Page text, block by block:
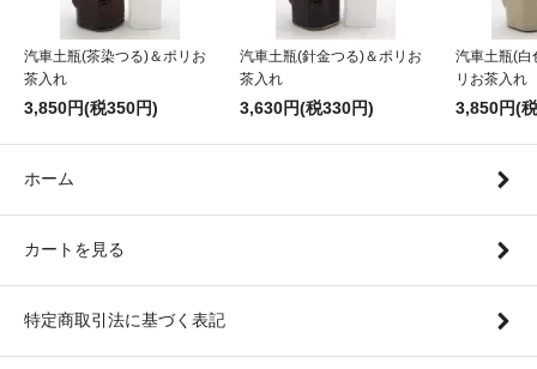
汽車土瓶(茶染つる)＆ポリお
茶入れ
3,850円(税350円)
汽車土瓶(針金つる)＆ポリお
茶入れ
3,630円(税330円)
汽車土瓶(白
リお茶入れ
3,850円(
ホーム
カートを見る
特定商取引法に基づく表記